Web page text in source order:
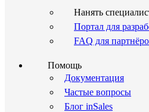
Нанять
Портал для
FAQ для
Помощь
Документация
Частые вопросы
Блог inSales